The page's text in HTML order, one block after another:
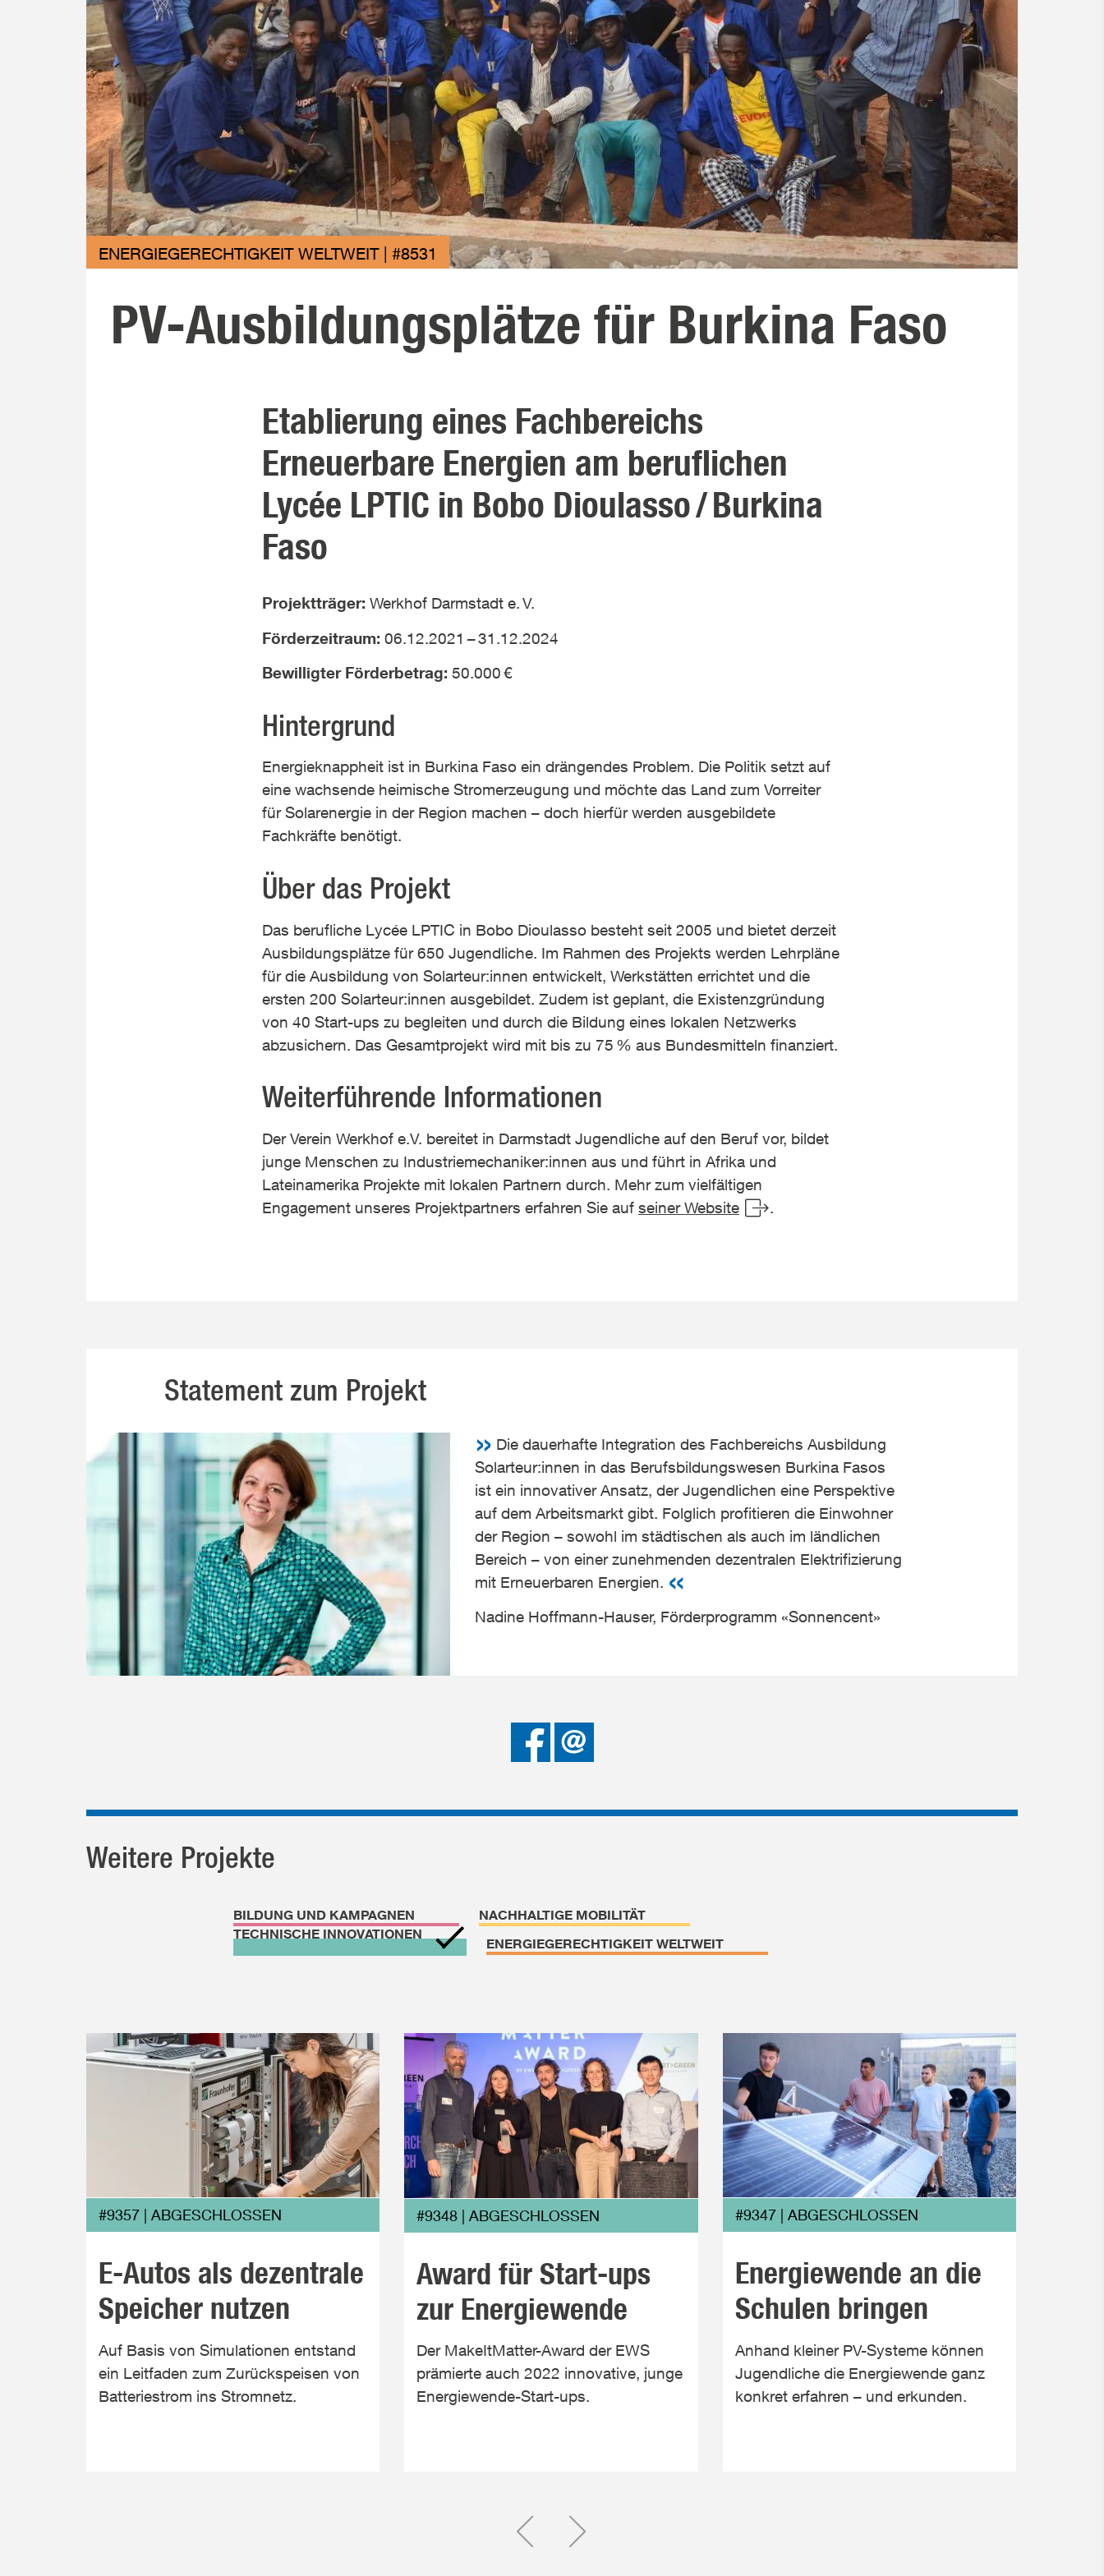
ENERGIEGERECHTIGKEIT WELTWEIT | #8531
PV-Ausbildungsplätze für Burkina Faso
Etablierung eines Fachbereichs
Erneuerbare Energien am beruflichen
Lycée LPTIC in Bobo Dioulasso/Burkina
Faso
Projektträger: Werkhof Darmstadt e.V.
Förderzeitraum: 06.12.2021 –31.12.2024
Bewilligter Förderbetrag: 50.000€
Hintergrund
Energieknappheit ist in Burkina Faso ein drängendes Problem. Die Politik setzt auf
eine wachsende heimische Stromerzeugung und möchte das Land zum Vorreiter
für Solarenergie in der Region machen – doch hierfür werden ausgebildete
Fachkräfte benötigt.
Über das Projekt
Das berufliche Lycée LPTIC in Bobo Dioulasso besteht seit 2005 und bietet derzeit
Ausbildungsplätze für 650 Jugendliche. Im Rahmen des Projekts werden Lehrpläne
für die Ausbildung von Solarteur:innen entwickelt, Werkstätten errichtet und die
ersten 200 Solarteur:innen ausgebildet. Zudem ist geplant, die Existenzgründung
von 40 Start-ups zu begleiten und durch die Bildung eines lokalen Netzwerks
abzusichern. Das Gesamtprojekt wird mit bis zu 75 % aus Bundesmitteln finanziert.
Weiterführende Informationen
Der Verein Werkhof e.V. bereitet in Darmstadt Jugendliche auf den Beruf vor, bildet
junge Menschen zu Industriemechaniker:innen aus und führt in Afrika und
Lateinamerika Projekte mit lokalen Partnern durch. Mehr zum vielfältigen
Engagement unseres Projektpartners erfahren Sie auf seiner Website .
Statement zum Projekt
Die dauerhafte Integration des Fachbereichs Ausbildung
Solarteur:innen in das Berufsbildungswesen Burkina Fasos
ist ein innovativer Ansatz, der Jugendlichen eine Perspektive
auf dem Arbeitsmarkt gibt. Folglich profitieren die Einwohner
der Region – sowohl im städtischen als auch im ländlichen
Bereich – von einer zunehmenden dezentralen Elektrifizierung
mit Erneuerbaren Energien.
Nadine Hoffmann-Hauser, Förderprogramm «Sonnencent»
Bei
Facebook
Weitere Projekte
BILDUNG UND KAMPAGNEN
NACHHALTIGE MOBILITÄT
TECHNISCHE INNOVATIONEN
ENERGIEGERECHTIGKEIT WELTWEIT
#9357 | ABGESCHLOSSEN
E-Autos als dezentrale
Speicher nutzen
Auf Basis von Simulationen entstand
ein Leitfaden zum Zurückspeisen von
Batteriestrom ins Stromnetz.
#9348 | ABGESCHLOSSEN
Award für Start-ups
zur Energiewende
Der MakeItMatter-Award der EWS
prämierte auch 2022 innovative, junge
Energiewende-Start-ups.
#9347 | ABGESCHLOSSEN
Energiewende an die
Schulen bringen
Anhand kleiner PV-Systeme können
Jugendliche die Energiewende ganz
konkret erfahren – und erkunden.
Einen Slide zurück
Einen Slide vor